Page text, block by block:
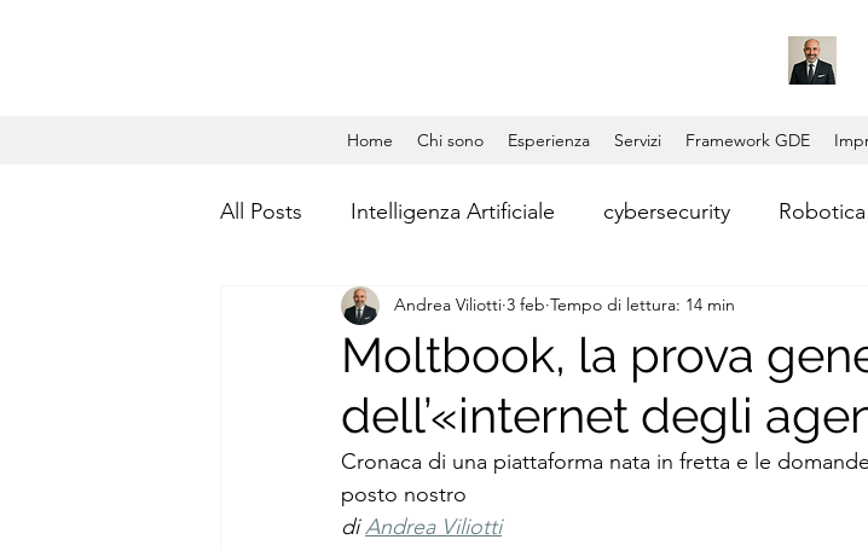
Home Chi sono Esperienza Servizi Framework GDE
All Posts Intelligenza Artificiale cybersecurity Robotica
Gestione Aziendale Dati Consulente aziendale
Social Media Management Video AI Lead Generation
Calcolo quantistico
Moltbook, la prova
dell’«internet degli
Andrea Viliotti 3 feb Tempo di lettura: 14 min
Cronaca di una piattaforma nata in fretta e le
posto nostro
di Andrea Viliotti